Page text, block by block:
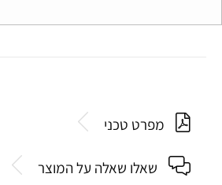
מפרט טכני
שאלו שאלה על המוצר